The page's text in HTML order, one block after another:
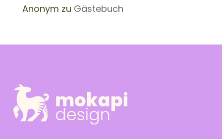
Anonym zu Gästebuch